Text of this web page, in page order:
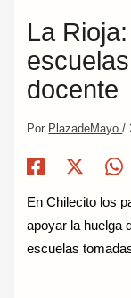
La
docente
Por PlazadeMayo/
En Chilecito los
apoyar la huelga
escuelas